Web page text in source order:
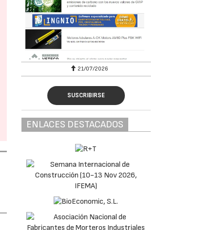
21/07/2026
SUSCRIBIRSE
ENLACES DESTACADOS